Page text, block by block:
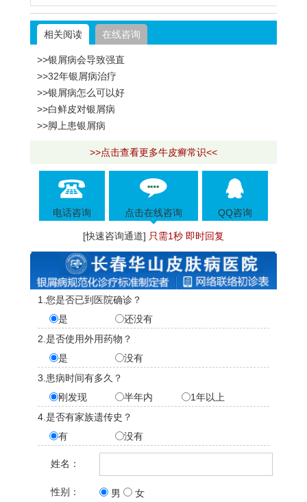
相关阅读 在线咨询
>>银屑病会导致强直
>>32年银屑病治疗
>>银屑病怎么可以好
>>白鲜皮对银屑病
>>脚上患银屑病
>>点击查看更多牛皮癣常识<<
电话咨询 点击在线咨询 QQ咨询
[快速咨询通道] 只需1秒 即时回复
1.您是否已到医院确诊？
是
还没有
2.是否使用外用药物？
是
没有
3.患病时间有多久？
刚发现
半年内
1年以上
4.是否有家族遗传史？
有
没有
姓名：
性别： 男 女